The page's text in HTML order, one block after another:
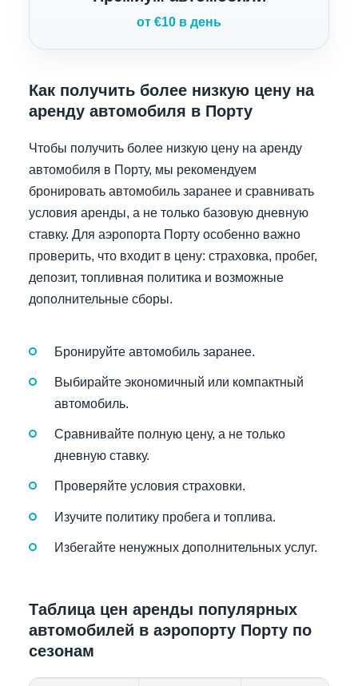
от €10 в день
Как получить более низкую цену на
аренду автомобиля в Порту
Чтобы получить более низкую цену на аренду
автомобиля в Порту, мы рекомендуем
бронировать автомобиль заранее и сравнивать
условия аренды, а не только базовую дневную
ставку. Для аэропорта Порту особенно важно
проверить, что входит в цену: страховка, пробег,
депозит, топливная политика и возможные
дополнительные сборы.
Бронируйте автомобиль заранее.
Выбирайте экономичный или компактный
автомобиль.
Сравнивайте полную цену, а не только
дневную ставку.
Проверяйте условия страховки.
Изучите политику пробега и топлива.
Избегайте ненужных дополнительных услуг.
Таблица цен аренды популярных
автомобилей в аэропорту Порту по
сезонам